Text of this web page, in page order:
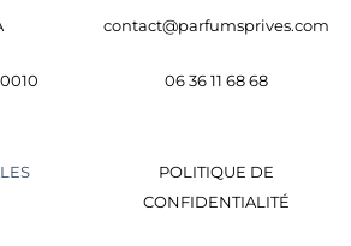
contact@parfumsprives.com
06 36 11 68 68
POLITIQUE DE
CONFIDENTIALITÉ